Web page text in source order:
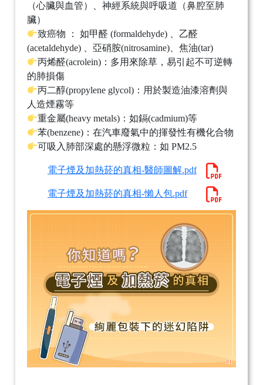
（心臟與血管）、神經系統與呼吸道（鼻腔至肺
臟）
致癌物 ： 如甲醛 (formaldehyde) 、乙醛
(acetaldehyde) 、亞硝胺(nitrosamine)、焦油(tar)
丙烯醛(acrolein)：多用來除草，易引起不可逆轉
的肺損傷
丙二醇(propylene glycol)：用於製造油漆溶劑與
人造煙霧等
重金屬(heavy metals)：如鎘(cadmium)等
苯(benzene)：在汽車廢氣中的揮發性有機化合物
可吸入肺部深處的懸浮微粒：如 PM2.5
電子煙及加熱菸的真相-醫師圖解.pdf
電子煙及加熱菸的真相-懶人包.pdf